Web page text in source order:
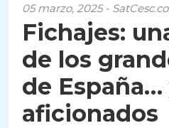
05 marzo, 2025 -
Fichajes:
de los
de España…
aficionados